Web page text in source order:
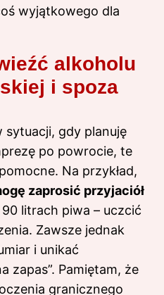
wyjątkowego dla
alkoholu
i spoza
sytuacji, gdy planuję
po powrocie, te
Na przykład,
zaprosić przyjaciół
litrach piwa – uczcić
Zawsze jednak
i unikać
zapas”. Pamiętam, że
granicznego